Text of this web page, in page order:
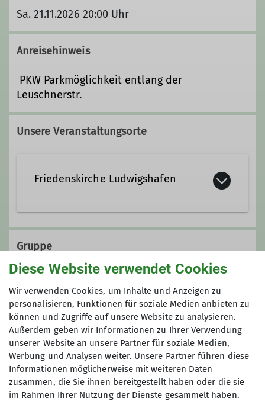
Sa. 21.11.2026 20:00 Uhr
Anreisehinweis
PKW Parkmöglichkeit entlang der
Leuschnerstr.
Unsere Veranstaltungsorte
Friedenskirche Ludwigshafen
Leuschnerstraße 56
Gruppe
Vorträge
Auf Leinwand in Welten entführt
werden: Das bringt unser Bereich
Vorträge.
Maximale Teilnehmeranzahl
500
Diese Website verwendet Cookies
Wir verwenden Cookies, um Inhalte und Anzeigen zu
personalisieren, Funktionen für soziale Medien anbieten zu
können und Zugriffe auf unsere Website zu analysieren.
Außerdem geben wir Informationen zu Ihrer Verwendung
unserer Website an unsere Partner für soziale Medien,
Werbung und Analysen weiter. Unsere Partner führen diese
Informationen möglicherweise mit weiteren Daten
zusammen, die Sie ihnen bereitgestellt haben oder die sie
im Rahmen Ihrer Nutzung der Dienste gesammelt haben.